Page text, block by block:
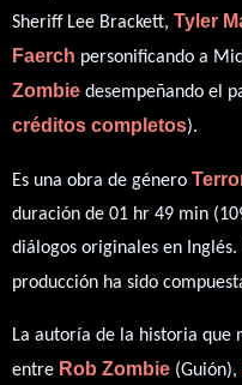
Sheriff Lee Brackett, Tyler
Faerch personificando a
Zombie desempeñando el
créditos completos).
Es una obra de género
duración de 01 hr 49 min
diálogos originales en Inglés.
producción ha sido
La autoría de la historia que
entre Rob Zombie (Guión),